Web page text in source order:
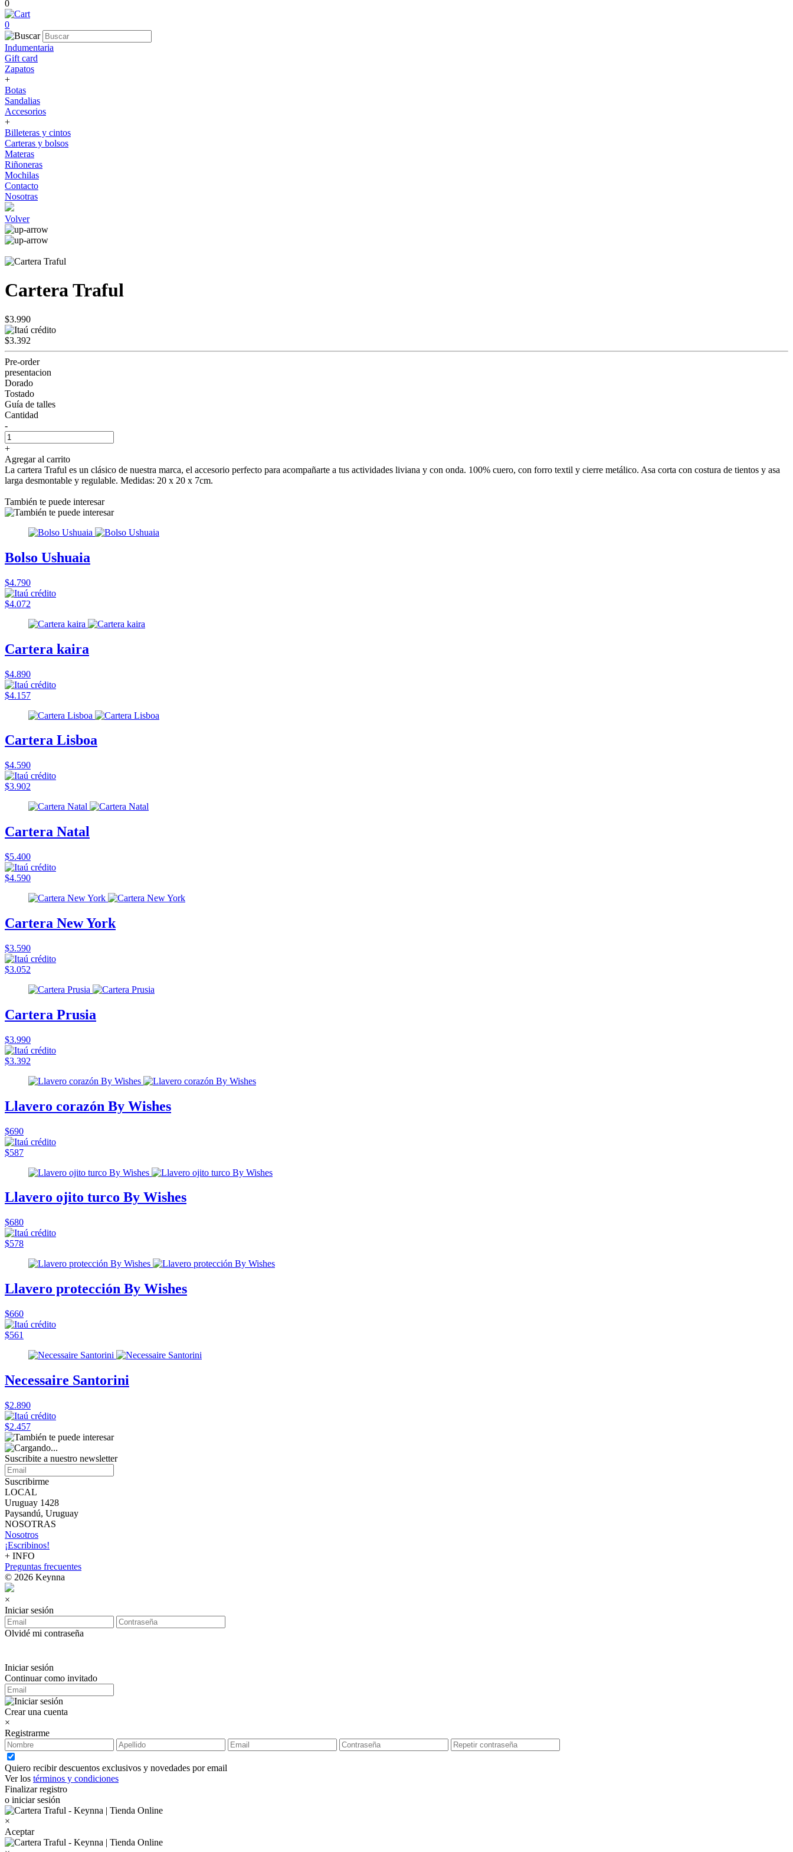
0
0
Indumentaria
Gift card
Zapatos
+
Botas
Sandalias
Accesorios
+
Billeteras y cintos
Carteras y bolsos
Materas
Riñoneras
Mochilas
Contacto
Nosotras
Volver
Cartera Traful
$3.990
$3.392
Pre-order
presentacion
Dorado
Tostado
Guía de talles
Cantidad
-
+
Agregar al carrito
La cartera Traful es un clásico de nuestra marca, el accesorio perfecto para acompañarte a tus actividades liviana y con onda. 100% cuero, con forro textil y cierre metálico. Asa corta con costura de tientos y asa
larga desmontable y regulable. Medidas: 20 x 20 x 7cm.
También te puede interesar
Bolso Ushuaia
$4.790
$4.072
Cartera kaira
$4.890
$4.157
Cartera Lisboa
$4.590
$3.902
Cartera Natal
$5.400
$4.590
Cartera New York
$3.590
$3.052
Cartera Prusia
$3.990
$3.392
Llavero corazón By Wishes
$690
$587
Llavero ojito turco By Wishes
$680
$578
Llavero protección By Wishes
$660
$561
Necessaire Santorini
$2.890
$2.457
Suscribite a nuestro newsletter
Suscribirme
LOCAL
Uruguay 1428
Paysandú, Uruguay
NOSOTRAS
Nosotros
¡Escribinos!
+ INFO
Preguntas frecuentes
© 2026 Keynna
×
Iniciar sesión
Olvidé mi contraseña
Iniciar sesión
Continuar como invitado
Crear una cuenta
×
Registrarme
Quiero recibir descuentos exclusivos y novedades por email
Ver los términos y condiciones
Finalizar registro
o iniciar sesión
×
Aceptar